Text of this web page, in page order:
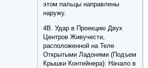
этом пальцы направлены
наружу.
4B. Удар в Проекцию Двух
Центров Живучести,
расположенной на Теле
Открытыми Ладонями (Подъем
Крышки Контейнера): Начало в